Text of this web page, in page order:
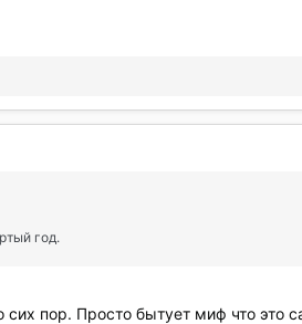
год.
пор. Просто бытует миф что это